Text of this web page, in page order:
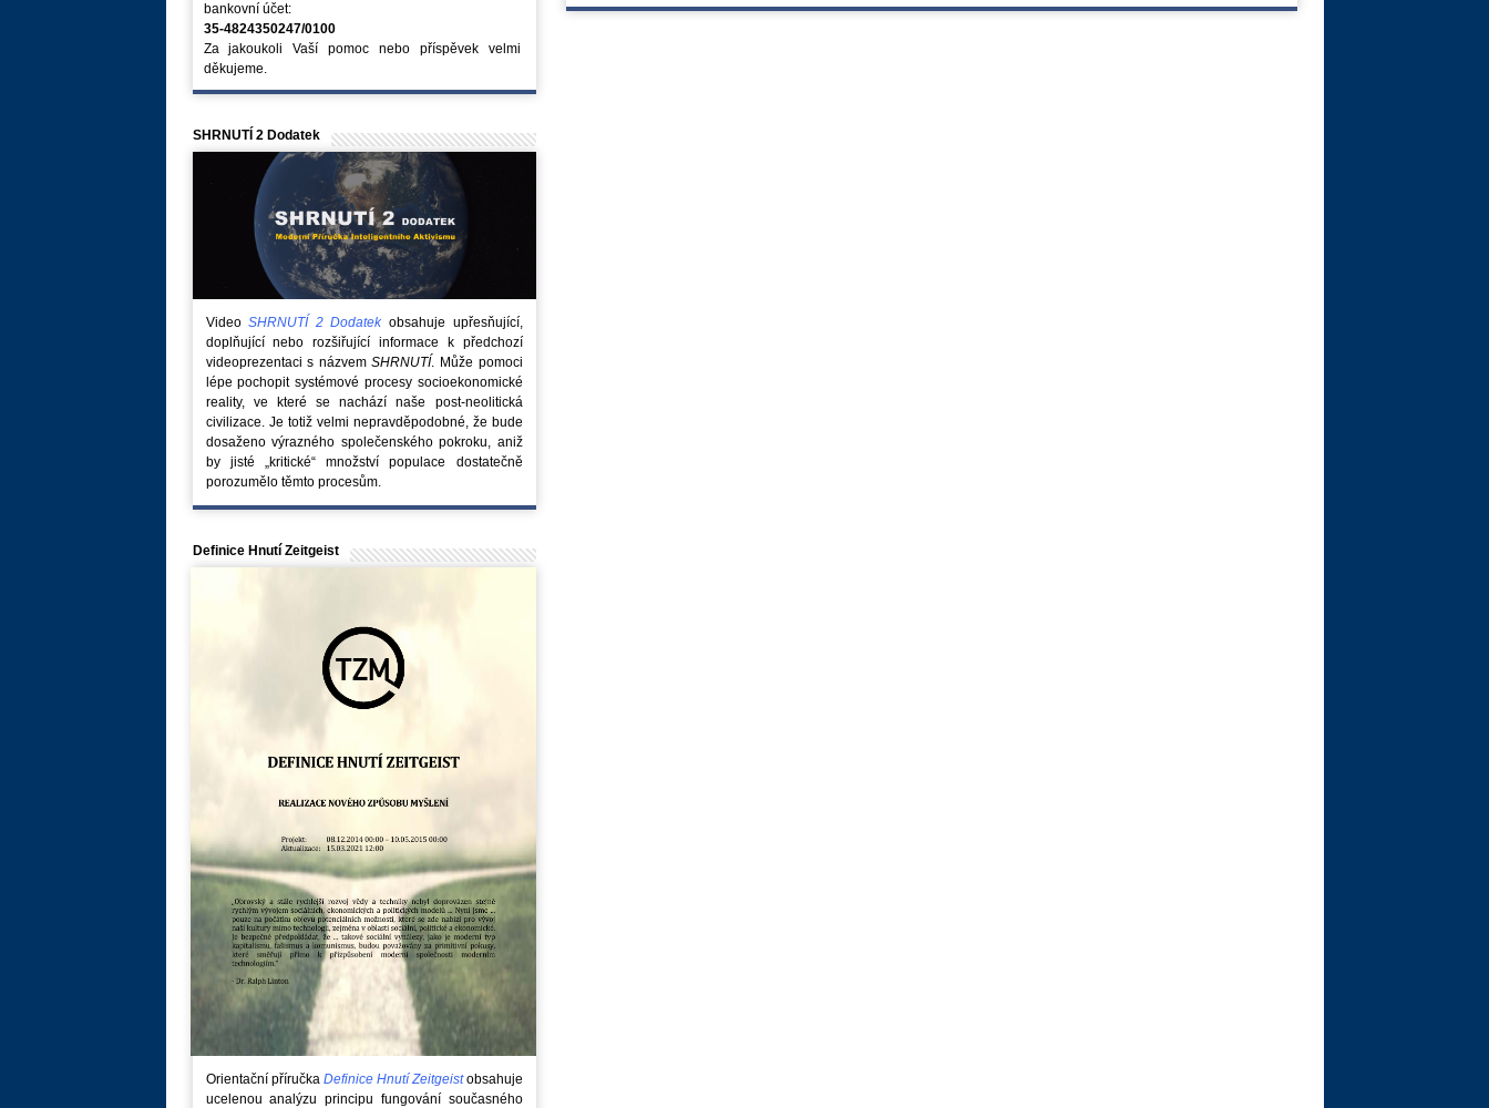
bankovní účet:
35-4824350247/0100
Za jakoukoli Vaší pomoc nebo příspěvek velmi
děkujeme.
SHRNUTÍ 2 Dodatek
VideoSHRNUTÍ 2 Dodatekobsahuje upřesňující,
doplňující nebo rozšiřující informace k předchozí
videoprezentaci s názvemSHRNUTÍ. Může pomoci
lépe pochopit systémové procesy socioekonomické
reality, ve které se nachází naše post-neolitická
civilizace. Je totiž velmi nepravděpodobné, že bude
dosaženo výrazného společenského pokroku, aniž
by jisté „kritické“ množství populace dostatečně
porozumělo těmto procesům.
Definice Hnutí Zeitgeist
Orientační příručka Definice Hnutí Zeitgeistobsahuje
ucelenou analýzu principu fungování současného